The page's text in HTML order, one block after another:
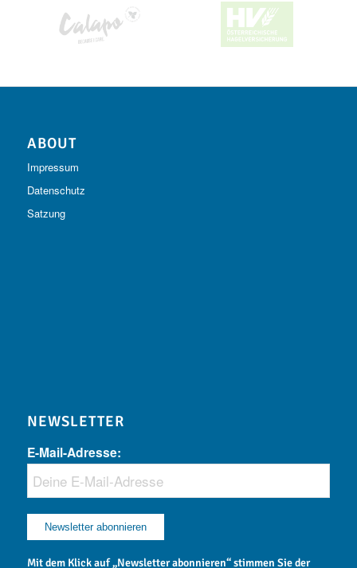
ABOUT
Impressum
Datenschutz
Satzung
NEWSLETTER
E-Mail-Adresse:
Mit dem Klick auf „Newsletter abonnieren“ stimmen Sie der